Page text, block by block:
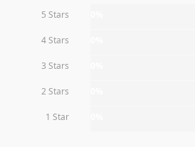
5 Stars
4 Stars
3 Stars
2 Stars
1 Star